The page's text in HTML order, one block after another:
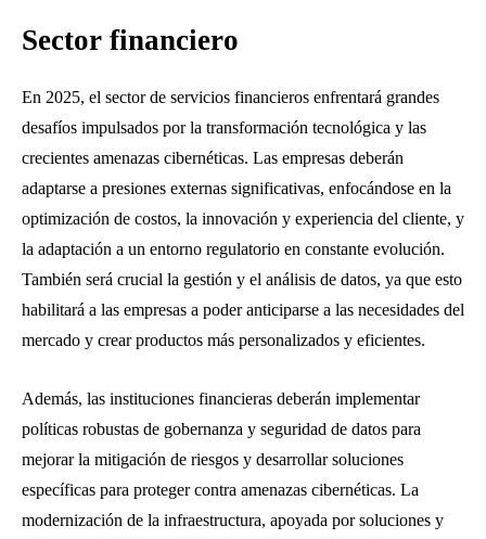
Sector financiero
En 2025, el sector de servicios financieros enfrentará grandes
desafíos impulsados por la transformación tecnológica y las
crecientes amenazas cibernéticas. Las empresas deberán
adaptarse a presiones externas significativas, enfocándose en la
optimización de costos, la innovación y experiencia del cliente, y
la adaptación a un entorno regulatorio en constante evolución.
También será crucial la gestión y el análisis de datos, ya que esto
habilitará a las empresas a poder anticiparse a las necesidades del
mercado y crear productos más personalizados y eficientes.
Además, las instituciones financieras deberán implementar
políticas robustas de gobernanza y seguridad de datos para
mejorar la mitigación de riesgos y desarrollar soluciones
específicas para proteger contra amenazas cibernéticas. La
modernización de la infraestructura, apoyada por soluciones y